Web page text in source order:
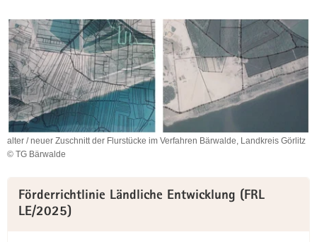
alter / neuer Zuschnitt der Flurstücke im Verfahren Bärwalde, Landkreis Görlitz
© TG Bärwalde
neuer
Zuschnitt
Information
Förderrichtlinie Ländliche Entwicklung (FRL
LE/2025)